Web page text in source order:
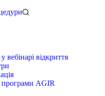
вебінарі відкриття
програми AGIR